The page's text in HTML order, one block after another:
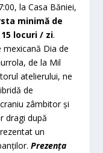
la Casa Băniei,
minimă de
15 locuri / zi.
Dia de
de la Mil
atelierului, ne
de
zâmbitor și
dragi după
un
Prezența